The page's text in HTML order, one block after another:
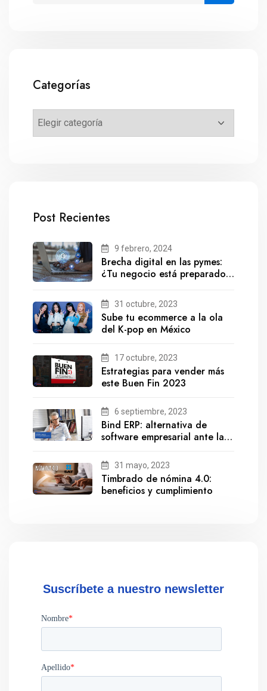
Categorías
Post Recientes
9 febrero, 2024
Brecha digital en las pymes:
¿Tu negocio está preparado
31 octubre, 2023
Sube tu ecommerce a la ola
del K-pop en México
17 octubre, 2023
Estrategias para vender más
este Buen Fin 2023
6 septiembre, 2023
Bind ERP: alternativa de
software empresarial ante la
31 mayo, 2023
Timbrado de nómina 4.0:
beneficios y cumplimiento
Suscríbete a nuestro newsletter